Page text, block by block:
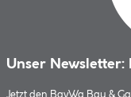
Unser Newsletter:
Jetzt den BayWa Bau &